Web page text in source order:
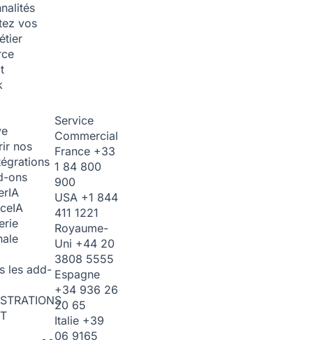
vos
nos
ons
IA
IA
les add-
Service
Commercial
France +33
1 84 800
900
USA +1 844
411 1221
Royaume-
Uni +44 20
3808 5555
Espagne
+34 936 26
20 65
Italie +39
06 9165